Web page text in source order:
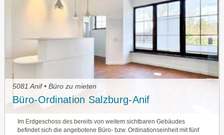
5081 Anif • Büro zu mieten
Büro-Ordination Salzburg-Anif
Im Erdgeschoss des bereits von weitem sichtbaren Ge­bäudes
befindet sich die angebotene Büro- bzw. Ordi­nationseinheit mit fünf